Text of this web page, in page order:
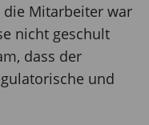
die Mitarbeiter war
nicht geschult
dass der
und